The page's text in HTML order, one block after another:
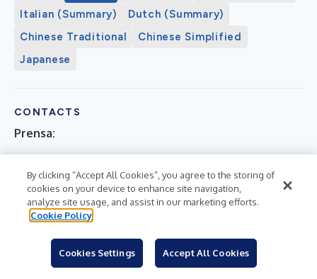
Italian (Summary)
Dutch (Summary)
Chinese Traditional
Chinese Simplified
Japanese
CONTACTS
Prensa:
Prensa japonesa
Jun Saito
jun.saito@takeda.com
By clicking “Accept All Cookies”, you agree to the storing of
cookies on your device to enhance site navigation,
analyze site usage, and assist in our marketing efforts.
Cookie Policy
Cookies Settings Accept All Cookies